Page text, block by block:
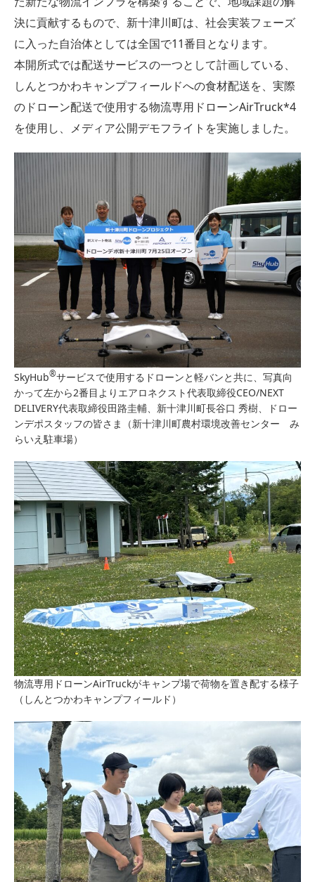
決に貢献するもので、新十津川町は、社会実装フェーズ
に入った自治体としては全国で11番目となります。
本開所式では配送サービスの一つとして計画している、
しんとつかわキャンプフィールドへの食材配送を、実際
のドローン配送で使用する物流専用ドローンAirTruck*4
を使用し、メディア公開デモフライトを実施しました。
SkyHub®サービスで使用するドローンと軽バンと共に、写真向
かって左から2番目よりエアロネクスト代表取締役CEO/NEXT
DELIVERY代表取締役田路圭輔、新十津川町長谷口 秀樹、ドロー
ンデポスタッフの皆さま（新十津川町農村環境改善センター み
らいえ駐車場）
物流専用ドローンAirTruckがキャンプ場で荷物を置き配する様子
（しんとつかわキャンプフィールド）